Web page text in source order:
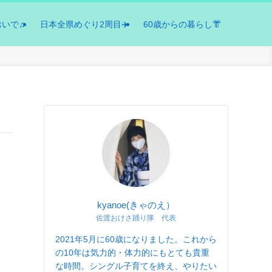
いで♫ 日本全県めぐり2周目✈️ 60歳からの暮らし👘
kyanoe(きゃのえ）
佐渡おけさ踊り隊 代表
2021年5月に60歳になりました。これから
の10年は気力的・体力的にもとても貴重
な時間。シングル子育てを終え、やりたい